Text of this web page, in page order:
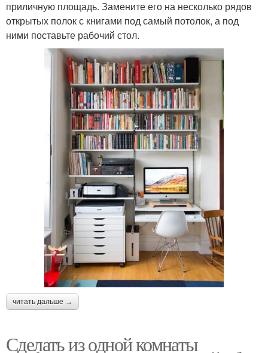
приличную площадь. Замените его на несколько рядов
открытых полок с книгами под самый потолок, а под
ними поставьте рабочий стол.
читать дальше →
Сделать из одной комнаты